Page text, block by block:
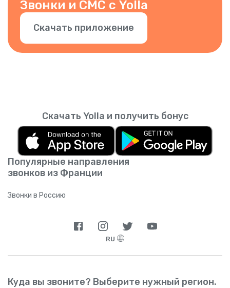
Звонки и СМС с Yolla
Скачать приложение
Популярные направления
звонков из Франции
Звонки в Россию
Скачать Yolla и получить бонус
RU
Куда вы звоните? Выберите нужный регион.